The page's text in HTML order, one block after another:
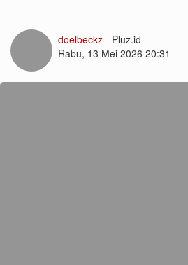
doelbeckz - Pluz.id
Rabu, 13 Mei 2026 20:31